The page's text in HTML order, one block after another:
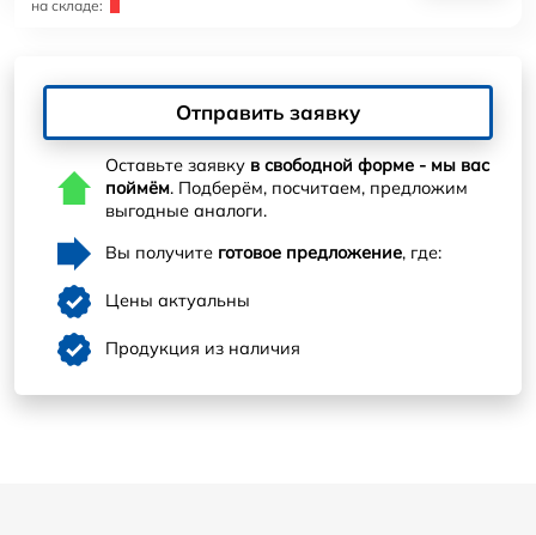
на складе:
Отправить заявку
Оставьте заявку в свободной форме - мы вас
поймём. Подберём, посчитаем, предложим
выгодные аналоги.
Вы получите готовое предложение, где:
Цены актуальны
Продукция из наличия